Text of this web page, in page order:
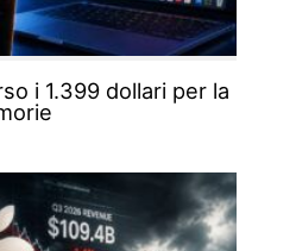
i 1.399 dollari per la